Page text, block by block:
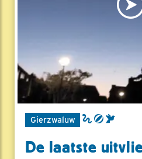
Gierzwaluw
De laatste